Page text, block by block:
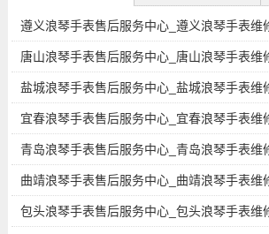
遵义浪琴手表售后服务中心_遵义浪琴手表维
询
唐山浪琴手表售后服务中心_唐山浪琴手表维
询
盐城浪琴手表售后服务中心_盐城浪琴手表维
询
宜春浪琴手表售后服务中心_宜春浪琴手表维
询
青岛浪琴手表售后服务中心_青岛浪琴手表维
询
曲靖浪琴手表售后服务中心_曲靖浪琴手表维
询
包头浪琴手表售后服务中心_包头浪琴手表维